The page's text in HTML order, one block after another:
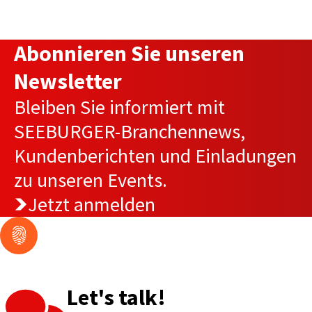
Abonnieren Sie unseren
Newsletter
Bleiben Sie informiert mit
SEEBURGER-Branchennews,
Kundenberichten und Einladungen
zu unseren Events.
Jetzt anmelden
Let's talk!